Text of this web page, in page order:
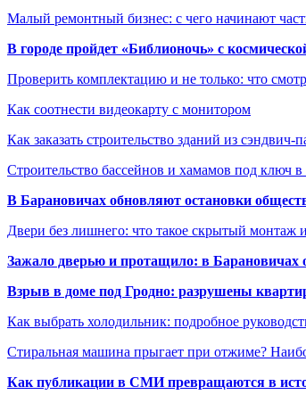
Малый ремонтный бизнес: с чего начинают
В городе пройдет «Библионочь» с
Проверить комплектацию и не только: что
Как соотнести видеокарту с монитором
Как заказать строительство зданий из
Строительство бассейнов и хамамов под ключ
В Барановичах обновляют остановки
Двери без лишнего: что такое скрытый монтаж
Зажало дверью и протащило: в Барановичах
Взрыв в доме под Гродно: разрушены
Как выбрать холодильник: подробное
Стиральная машина прыгает при отжиме?
Как публикации в СМИ превращаются в